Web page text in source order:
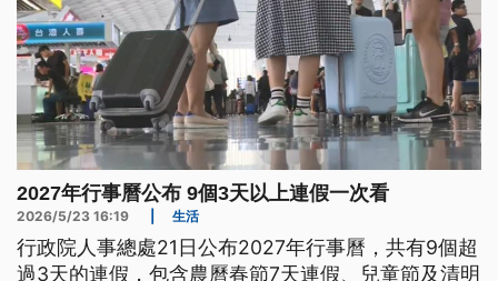
2027年行事曆公布 9個3天以上連假一次看
2026/5/23 16:19 生活
行政院人事總處21日公布2027年行事曆，共有9個超
過3天的連假，包含農曆春節7天連假、兒童節及清明